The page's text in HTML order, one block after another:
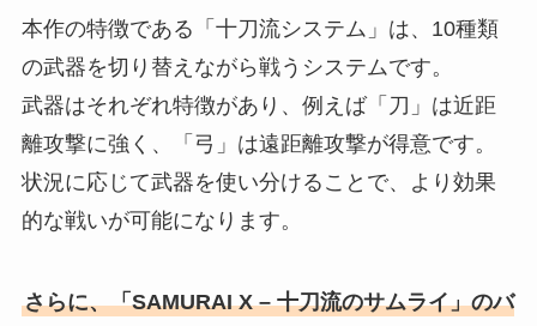
本作の特徴である「十刀流システム」は、10種類
の武器を切り替えながら戦うシステムです。
武器はそれぞれ特徴があり、例えば「刀」は近距
離攻撃に強く、「弓」は遠距離攻撃が得意です。
状況に応じて武器を使い分けることで、より効果
的な戦いが可能になります。
さらに、「SAMURAI X – 十刀流のサムライ」のバ